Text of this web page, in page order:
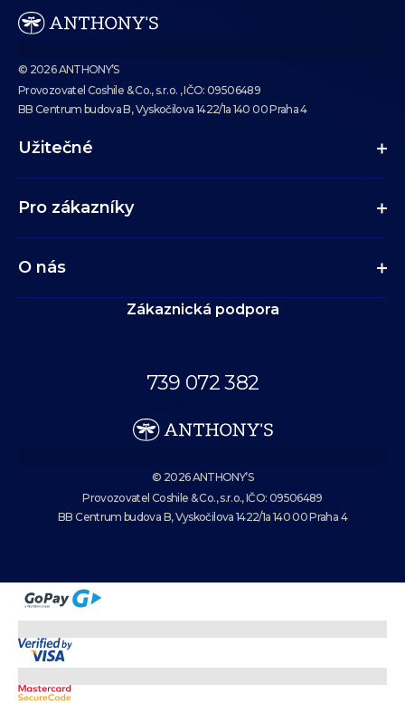
© 2026 ANTHONY’S
Provozovatel Coshile & Co., s.r.o. , IČO: 09506489
BB Centrum budova B, Vyskočilova 1422/1a 140 00 Praha 4
Užitečné
Pro zákazníky
O nás
Zákaznická podpora
739 072 382
© 2026 ANTHONY’S
Provozovatel Coshile & Co., s.r.o., IČO: 09506489
BB Centrum budova B, Vyskočilova 1422/1a 140 00 Praha 4